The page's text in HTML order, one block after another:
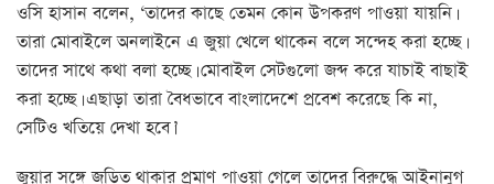
ওসি হাসান বলেন, ‘তাদের কাছে তেমন কোন উপকরণ পাওয়া যায়নি।
তারা মোবাইলে অনলাইনে এ জুয়া খেলে থাকেন বলে সন্দেহ করা হচ্ছে।
তাদের সাথে কথা বলা হচ্ছে। মোবাইল সেটগুলো জব্দ করে যাচাই বাছাই
করা হচ্ছে। এছাড়া তারা বৈধভাবে বাংলাদেশে প্রবেশ করেছে কি না,
সেটিও খতিয়ে দেখা হবে।’
জুয়ার সঙ্গে জড়িত থাকার প্রমাণ পাওয়া গেলে তাদের বিরুদ্ধে আইনানুগ